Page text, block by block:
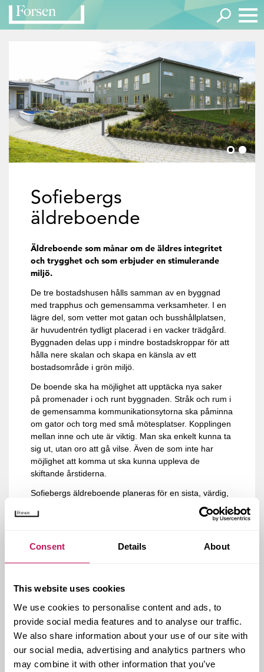
Consent Details About
This website uses cookies
We use cookies to personalise content and ads, to
provide social media features and to analyse our traffic.
We also share information about your use of our site with
our social media, advertising and analytics partners who
may combine it with other information that you’ve
Sofiebergs
äldreboende
Äldreboende som månar om de äldres integritet
och trygghet och som erbjuder en stimulerande
miljö.
De tre bostadshusen hålls samman av en byggnad
med trapphus och gemensamma verksamheter. I en
lägre del, som vetter mot gatan och busshållplatsen,
är huvudentrén tydligt placerad i en vacker trädgård.
Byggnaden delas upp i mindre bostadskroppar för att
hålla nere skalan och skapa en känsla av ett
bostadsområde i grön miljö.
De boende ska ha möjlighet att upptäcka nya saker
på promenader i och runt byggnaden. Stråk och rum i
de gemensamma kommunikationsytorna ska påminna
om gator och torg med små mötesplatser. Kopplingen
mellan inne och ute är viktig. Man ska enkelt kunna ta
sig ut, utan oro att gå vilse. Även de som inte har
möjlighet att komma ut ska kunna uppleva de
skiftande årstiderna.
Sofiebergs äldreboende planeras för en sista, värdig,
”nytänkande”. Visionen är att skapa ett flexibelt
integritet och trygghet och som erbjuder en
Kund:
Halmstads kommun, Fastighetskontoret
Forsens uppdrag: Projekt- och byggledning
Kontakt hos Forsen: Ulrika Hyll